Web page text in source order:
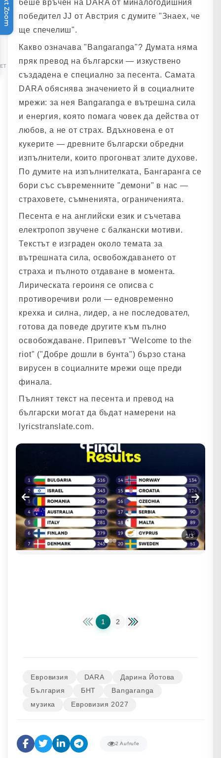
Text Zoom
беше връчен на DARA от миналогодишния
победител JJ от Австрия с думите "Знаех, че
ще спечелиш".
Какво означава "Bangaranga"? Думата няма
пряк превод на български — изкуствено
създадена е специално за песента. Самата
DARA обяснява значението й в социалните
мрежи: за нея Bangaranga е вътрешна сила
и енергия, която помага човек да действа от
любов, а не от страх. Вдъхновена е от
кукерите — древните български обредни
изпълнители, които прогонват злите духове.
По думите на изпълнителката, Бангаранга се
бори със съвременните "демони" в нас —
страховете, съмненията, ограниченията.
Песента е на английски език и съчетава
електропоп звучене с балкански мотиви.
Текстът е изграден около темата за
вътрешната сила, освобождаването от
страха и пълното отдаване в момента.
Лирическата героиня се описва с
противоречиви роли — едновременно
крехка и силна, лидер, а не последовател,
готова да поведе другите към пълно
освобождаване. Припевът "Welcome to the
riot" ("Добре дошли в бунта") бързо стана
вирусен в социалните мрежи още преди
финала.
Пълният текст на песента и превод на
български могат да бъдат намерени на
lyricstranslate.com.
1/3
1 2
Евровизия DARA
Дарина Йотова
България
БНТ
Bangaranga
музика
Евровизия 2027
2 Aufrufe